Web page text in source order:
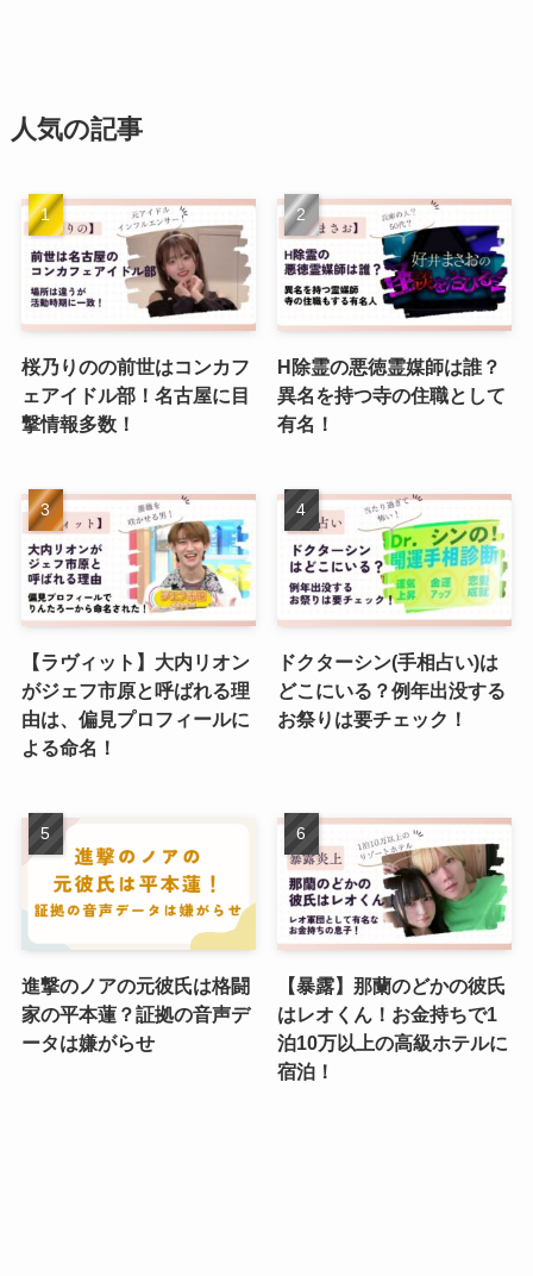
人気の記事
桜乃りのの前世はコンカフ
ェアイドル部！名古屋に目
撃情報多数！
H除霊の悪徳霊媒師は誰？
異名を持つ寺の住職として
有名！
【ラヴィット】大内リオン
がジェフ市原と呼ばれる理
由は、偏見プロフィールに
よる命名！
ドクターシン(手相占い)は
どこにいる？例年出没する
お祭りは要チェック！
進撃のノアの元彼氏は格闘
家の平本蓮？証拠の音声デ
ータは嫌がらせ
【暴露】那蘭のどかの彼氏
はレオくん！お金持ちで1
泊10万以上の高級ホテルに
宿泊！